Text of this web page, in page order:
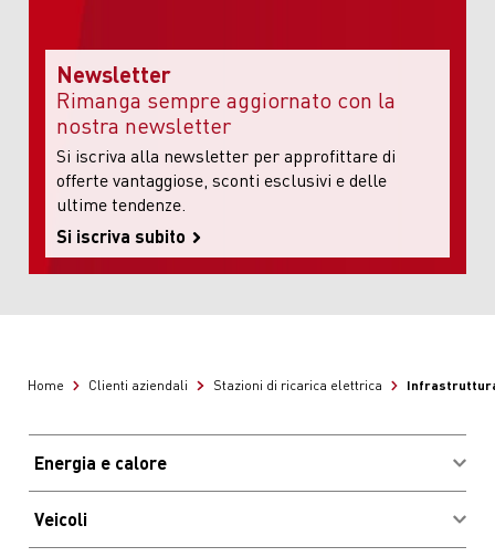
Newsletter
Rimanga sempre aggiornato con la
nostra newsletter
Si iscriva alla newsletter per approfittare di
offerte vantaggiose, sconti esclusivi e delle
ultime tendenze.
Si iscriva subito
Home Clienti aziendali Stazioni di ricarica elettrica
Energia e calore
Vantaggi e risparmio
Veicoli